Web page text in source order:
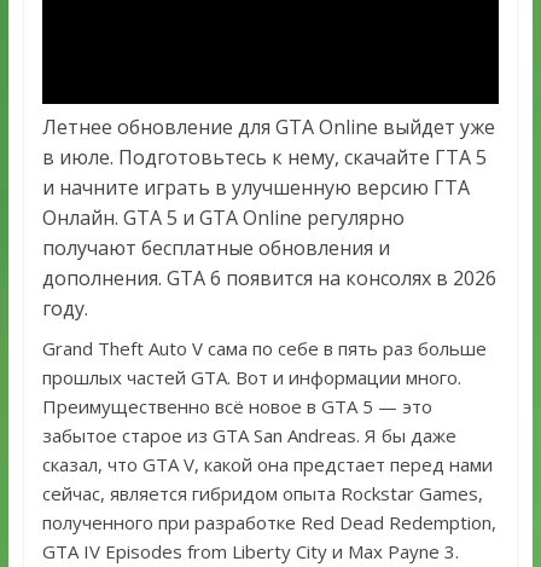
Летнее обновление для GTA Online выйдет уже
в июле. Подготовьтесь к нему, скачайте ГТА 5
и начните играть в улучшенную версию ГТА
Онлайн. GTA 5 и GTA Online регулярно
получают бесплатные обновления и
дополнения. GTA 6 появится на консолях в 2026
году.
Grand Theft Auto V сама по себе в пять раз больше
прошлых частей GTA. Вот и информации много.
Преимущественно всё новое в GTA 5 — это
забытое старое из GTA San Andreas. Я бы даже
сказал, что GTA V, какой она предстает перед нами
сейчас, является гибридом опыта Rockstar Games,
полученного при разработке Red Dead Redemption,
GTA IV Episodes from Liberty City и Max Payne 3.